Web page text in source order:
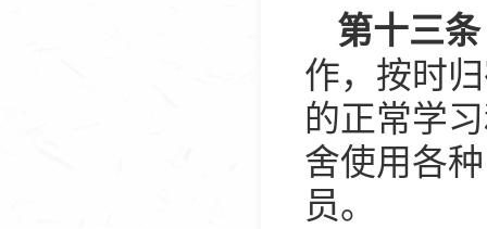
第十三条
作，按时
的正常学
舍使用各
员。